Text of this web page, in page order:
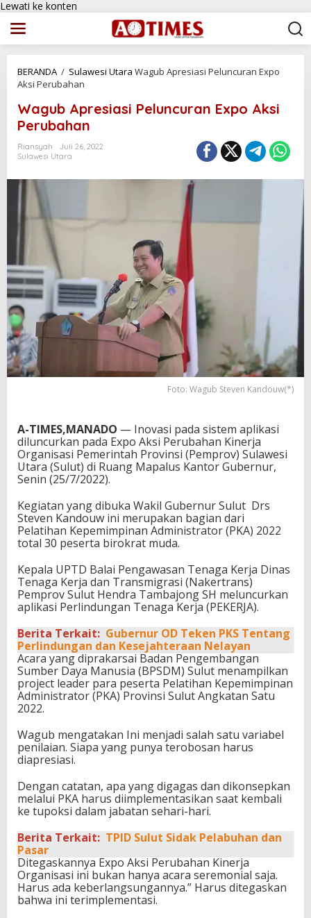
Lewati ke konten
BERANDA / Sulawesi Utara Wagub Apresiasi Peluncuran Expo
Aksi Perubahan
Wagub Apresiasi Peluncuran Expo Aksi
Perubahan
Riansyah
Juli 26, 2022
Sulawesi Utara
Foto: Wagub Steven Kandouw(*)
A-TIMES,MANADO — Inovasi pada sistem aplikasi
diluncurkan pada Expo Aksi Perubahan Kinerja
Organisasi Pemerintah Provinsi (Pemprov) Sulawesi
Utara (Sulut) di Ruang Mapalus Kantor Gubernur,
Senin (25/7/2022).
Kegiatan yang dibuka Wakil Gubernur Sulut Drs
Steven Kandouw ini merupakan bagian dari
Pelatihan Kepemimpinan Administrator (PKA) 2022
total 30 peserta birokrat muda.
Kepala UPTD Balai Pengawasan Tenaga Kerja Dinas
Tenaga Kerja dan Transmigrasi (Nakertrans)
Pemprov Sulut Hendra Tambajong SH meluncurkan
aplikasi Perlindungan Tenaga Kerja (PEKERJA).
Berita Terkait: Gubernur OD Teken PKS Tentang
Perlindungan dan Kesejahteraan Nelayan
Acara yang diprakarsai Badan Pengembangan
Sumber Daya Manusia (BPSDM) Sulut menampilkan
project leader para peserta Pelatihan Kepemimpinan
Administrator (PKA) Provinsi Sulut Angkatan Satu
2022.
Wagub mengatakan Ini menjadi salah satu variabel
penilaian. Siapa yang punya terobosan harus
diapresiasi.
Dengan catatan, apa yang digagas dan dikonsepkan
melalui PKA harus diimplementasikan saat kembali
ke tupoksi dalam jabatan sehari-hari.
Berita Terkait: TPID Sulut Sidak Pelabuhan dan
Pasar
Ditegaskannya Expo Aksi Perubahan Kinerja
Organisasi ini bukan hanya acara seremonial saja.
Harus ada keberlangsungannya.” Harus ditegaskan
bahwa ini terimplementasi.